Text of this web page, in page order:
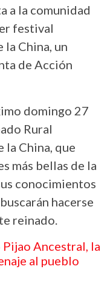
a la comunidad
festival
China, un
de Acción
domingo 27
Rural
la China, que
más bellas de la
conocimientos
hacerse
reinado.
Ancestral, la
al pueblo